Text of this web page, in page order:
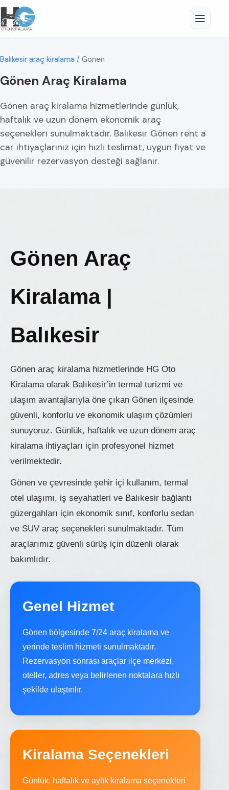
Balıkesir araç kiralama / Gönen
Gönen Araç Kiralama
Gönen araç kiralama hizmetlerinde günlük,
haftalık ve uzun dönem ekonomik araç
seçenekleri sunulmaktadır. Balıkesir Gönen rent a
car ihtiyaçlarınız için hızlı teslimat, uygun fiyat ve
güvenilir rezervasyon desteği sağlanır.
Gönen Araç
Kiralama |
Balıkesir
Gönen araç kiralama hizmetlerinde HG Oto
Kiralama olarak Balıkesir’in termal turizmi ve
ulaşım avantajlarıyla öne çıkan Gönen ilçesinde
güvenli, konforlu ve ekonomik ulaşım çözümleri
sunuyoruz. Günlük, haftalık ve uzun dönem araç
kiralama ihtiyaçları için profesyonel hizmet
verilmektedir.
Gönen ve çevresinde şehir içi kullanım, termal
otel ulaşımı, iş seyahatleri ve Balıkesir bağlantı
güzergahları için ekonomik sınıf, konforlu sedan
ve SUV araç seçenekleri sunulmaktadır. Tüm
araçlarımız güvenli sürüş için düzenli olarak
bakımlıdır.
Genel Hizmet
Gönen bölgesinde 7/24 araç kiralama ve
yerinde teslim hizmeti sunulmaktadır.
Rezervasyon sonrası araçlar ilçe merkezi,
oteller, adres veya belirlenen noktalara hızlı
şekilde ulaştırılır.
Kiralama Seçenekleri
Günlük, haftalık ve aylık kiralama seçenekleri